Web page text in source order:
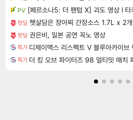
PV [페르소나5: 더 팬텀 X] 괴도 영상 l 타
핫딜 햇살담은 장아찌 간장소스 1.7L x 2개
핫딜 권은비, 일본 공연 꼭노 영상
특가
특가